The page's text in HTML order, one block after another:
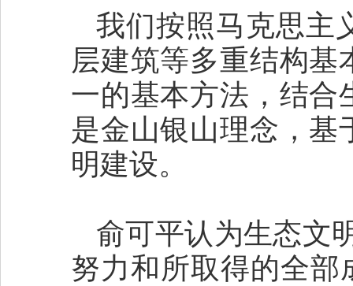
我们按照马克思主
层建筑等多重结构
一的基本方法，结合
是金山银山理念，基
明建设。
俞可平认为生态文
努力和所取得的全部